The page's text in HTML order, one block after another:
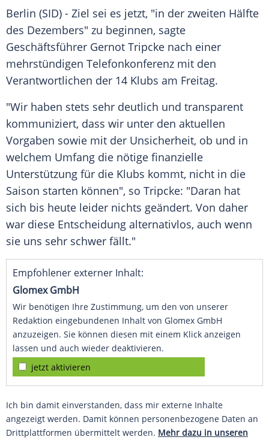
Berlin (SID) - Ziel sei es jetzt, "in der zweiten Hälfte
des Dezembers" zu beginnen, sagte
Geschäftsführer Gernot Tripcke nach einer
mehrstündigen Telefonkonferenz mit den
Verantwortlichen der 14 Klubs am Freitag.
"Wir haben stets sehr deutlich und transparent
kommuniziert, dass wir unter den aktuellen
Vorgaben sowie mit der Unsicherheit, ob und in
welchem Umfang die nötige finanzielle
Unterstützung für die Klubs kommt, nicht in die
Saison starten können", so Tripcke: "Daran hat
sich bis heute leider nichts geändert. Von daher
war diese Entscheidung alternativlos, auch wenn
sie uns sehr schwer fällt."
Empfohlener externer Inhalt:
Glomex GmbH
Wir benötigen Ihre Zustimmung, um den von unserer
Redaktion eingebundenen Inhalt von Glomex GmbH
anzuzeigen. Sie können diesen mit einem Klick anzeigen
lassen und auch wieder deaktivieren.
jetzt aktivieren
Ich bin damit einverstanden, dass mir externe Inhalte
angezeigt werden. Damit können personenbezogene Daten an
Drittplattformen übermittelt werden. Mehr dazu in unseren